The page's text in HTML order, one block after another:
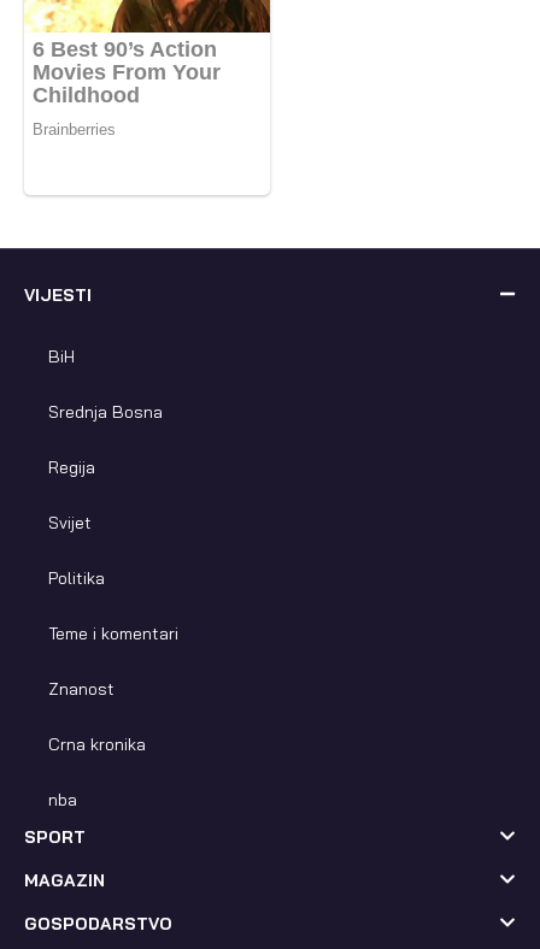
VIJESTI
BiH
Srednja Bosna
Regija
Svijet
Politika
Teme i komentari
Znanost
Crna kronika
nba
SPORT
MAGAZIN
GOSPODARSTVO